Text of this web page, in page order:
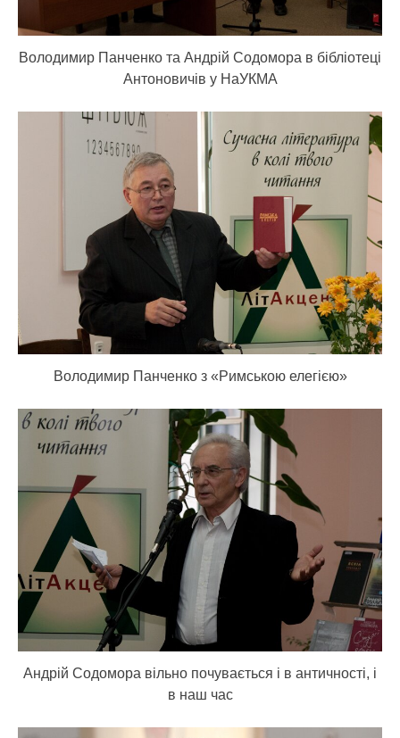
Володимир Панченко та Андрій Содомора в бібліотеці
Антоновичів у НаУКМА
Володимир Панченко з «Римською елегією»
Андрій Содомора вільно почувається і в античності, і
в наш час